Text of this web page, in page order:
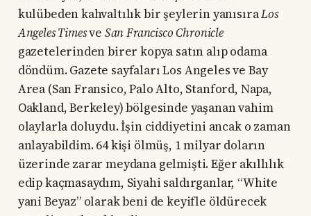
kulübeden kahvaltılık bir şeylerin yanısıraLos
Angeles Timesve San Francisco Chronicle
gazetelerinden birer kopya satın alıp odama
döndüm. Gazete sayfaları Los Angeles ve Bay
Area (San Fransico, Palo Alto, Stanford, Napa,
Oakland, Berkeley) bölgesinde yaşanan vahim
olaylarla doluydu. İşin ciddiyetini ancak o zaman
anlayabildim. 64 kişi ölmüş, 1 milyar doların
üzerinde zarar meydana gelmişti. Eğer akıllılık
edip kaçmasaydım, Siyahi saldırganlar, “White
yani Beyaz” olarak beni de keyifle öldürecek